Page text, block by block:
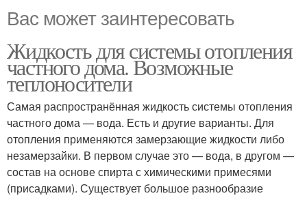
Вас может заинтересовать
Жидкость для системы отопления
частного дома. Возможные
теплоносители
Самая распространённая жидкость системы отопления
частного дома — вода. Есть и другие варианты. Для
отопления применяются замерзающие жидкости либо
незамерзайки. В первом случае это — вода, в другом —
состав на основе спирта с химическими примесями
(присадками). Существует большое разнообразие